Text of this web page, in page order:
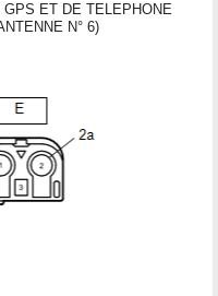
ET DE TELEPHONE
N° 6)